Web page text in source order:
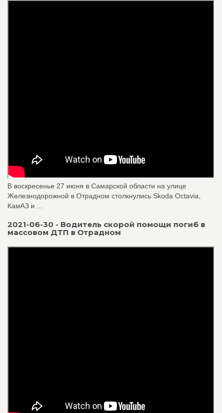
В воскресенье 27 июня в Самарской области на улице
Железнодорожной в Отрадном столкнулись Skoda Octavia,
КамАЗ и ...
2021-06-30 - Водитель скорой помощи погиб в
массовом ДТП в Отрадном